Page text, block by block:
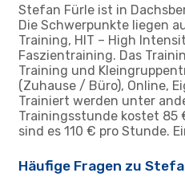
Stefan Fürle ist in
Die Schwerpunkte liegen
Training, HIT – High
Faszientraining. Das
Training und
(Zuhause / Büro), Online,
Trainiert werden unter
Trainingsstunde kostet 85
sind es 110 € pro Stunde.
Häufige Fragen zu